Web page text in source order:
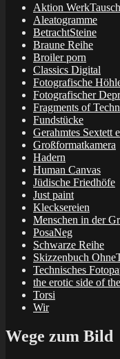
Aktion
Aleatogramme
BetrachtSteine
Braune Reihe
Broiler porn
Classics Digital
Fotografische
Fotografischer
Fragments of
Fundstücke
Gerahmtes Sextett
Großformatkamera
Hadern
Human Canvas
Jüdische Friedhöfe
Just paint
Klecksereien
Menschen in der
PosaNeg
Schwarze Reihe
Skizzenbuch
Technisches
the erotic side of
Torsi
Wir
Wege zum Bild